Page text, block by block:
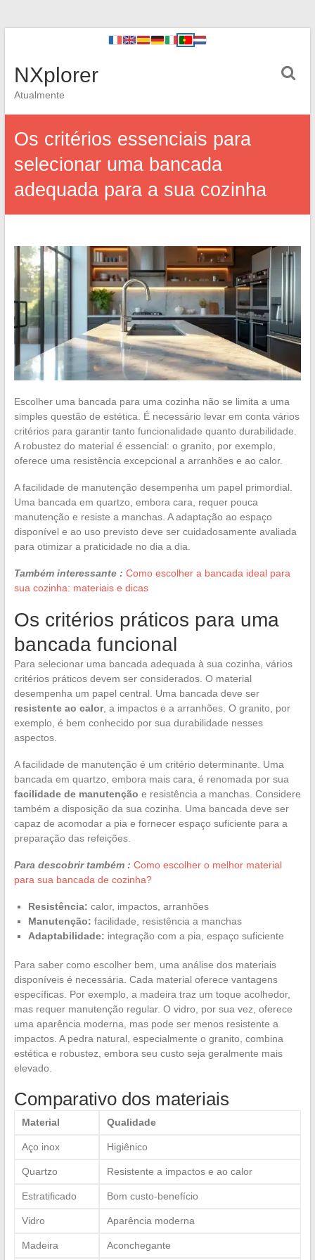
NXplorer
Atualmente
Os critérios essenciais para
selecionar uma bancada
adequada para a sua cozinha
Escolher uma bancada para uma cozinha não se limita a uma
simples questão de estética. É necessário levar em conta vários
critérios para garantir tanto funcionalidade quanto durabilidade.
A robustez do material é essencial: o granito, por exemplo,
oferece uma resistência excepcional a arranhões e ao calor.
A facilidade de manutenção desempenha um papel primordial.
Uma bancada em quartzo, embora cara, requer pouca
manutenção e resiste a manchas. A adaptação ao espaço
disponível e ao uso previsto deve ser cuidadosamente avaliada
para otimizar a praticidade no dia a dia.
Também interessante : Como escolher a bancada ideal para
sua cozinha: materiais e dicas
Os critérios práticos para uma
bancada funcional
Para selecionar uma bancada adequada à sua cozinha, vários
critérios práticos devem ser considerados. O material
desempenha um papel central. Uma bancada deve ser
resistente ao calor, a impactos e a arranhões. O granito, por
exemplo, é bem conhecido por sua durabilidade nesses
aspectos.
A facilidade de manutenção é um critério determinante. Uma
bancada em quartzo, embora mais cara, é renomada por sua
facilidade de manutenção e resistência a manchas. Considere
também a disposição da sua cozinha. Uma bancada deve ser
capaz de acomodar a pia e fornecer espaço suficiente para a
preparação das refeições.
Para descobrir também : Como escolher o melhor material
para sua bancada de cozinha?
Resistência: calor, impactos, arranhões
Manutenção: facilidade, resistência a manchas
Adaptabilidade: integração com a pia, espaço suficiente
Para saber como escolher bem, uma análise dos materiais
disponíveis é necessária. Cada material oferece vantagens
específicas. Por exemplo, a madeira traz um toque acolhedor,
mas requer manutenção regular. O vidro, por sua vez, oferece
uma aparência moderna, mas pode ser menos resistente a
impactos. A pedra natural, especialmente o granito, combina
estética e robustez, embora seu custo seja geralmente mais
elevado.
Comparativo dos materiais
Material Qualidade
Aço inox Higiênico
Quartzo Resistente a impactos e ao calor
Estratificado Bom custo-benefício
Vidro Aparência moderna
Madeira Aconchegante